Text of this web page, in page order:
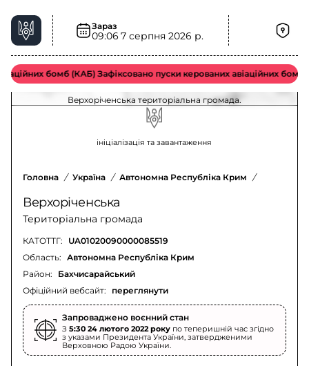
Зараз
09:06 7 серпня 2026 р.
бомб (КАБ) Зафіксовано пуски керованих авіаційних бомб
Снігопади та ожеледиця у Верхоріченська
територіальна громада – актуальна ситуація
Оновлення щодо снігопадів та ожеледиці у
Верхоріченська територіальна громада.
ініціалізація та завантаження
Головна / Україна / Автономна Республіка Крим /
Верхоріченська
Територіальна громада
КАТОТТГ: UA01020090000085519
Офіційний вебсайт: переглянути
Область: Автономна Республіка Крим
Район:
Бахчисарайський
Запроваджено воєнний стан
З 5:30 24 лютого 2022 року по теперишній час згідно
з указами Президента України, затвердженими
Верховною Радою України.